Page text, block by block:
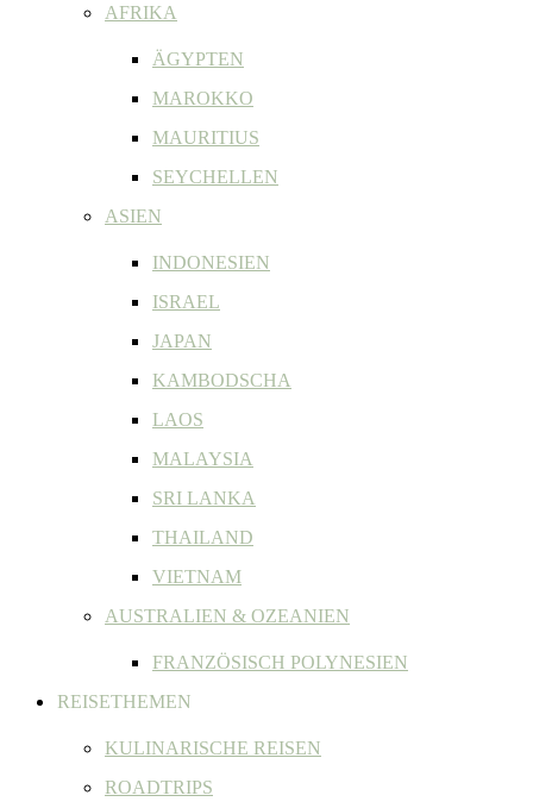
AFRIKA
ÄGYPTEN
MAROKKO
MAURITIUS
SEYCHELLEN
ASIEN
INDONESIEN
ISRAEL
JAPAN
KAMBODSCHA
LAOS
MALAYSIA
SRI LANKA
THAILAND
VIETNAM
AUSTRALIEN & OZEANIEN
FRANZÖSISCH POLYNESIEN
REISETHEMEN
KULINARISCHE REISEN
ROADTRIPS